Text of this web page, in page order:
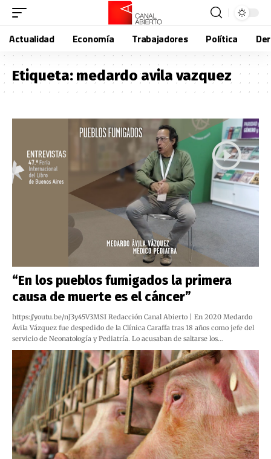
Actualidad Economía Trabajadores Política
Etiqueta:medardo avila vazquez
“En los pueblos fumigados la primera
causa de muerte es el cáncer”
https://youtu.be/nJ3y45V3MSI Redacción Canal Abierto | En 2020 Medardo
Ávila Vázquez fue despedido de la Clínica Caraffa tras 18 años como jefe del
servicio de Neonatología y Pediatría. Lo acusaban de saltarse los…